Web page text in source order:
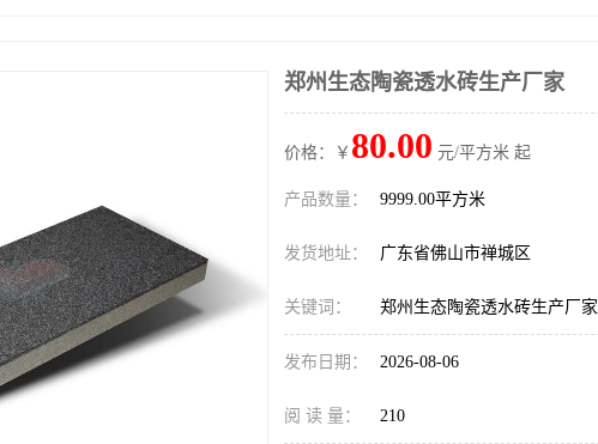
郑州生态陶瓷透水砖生产厂家
价格：￥ 80.00 元/平方米 起
产品数量： 9999.00平方米
发货地址： 广东省佛山市禅城区
关键词： 郑州生态陶瓷透水砖生产厂家
发布日期： 2026-08-06
阅 读 量： 210